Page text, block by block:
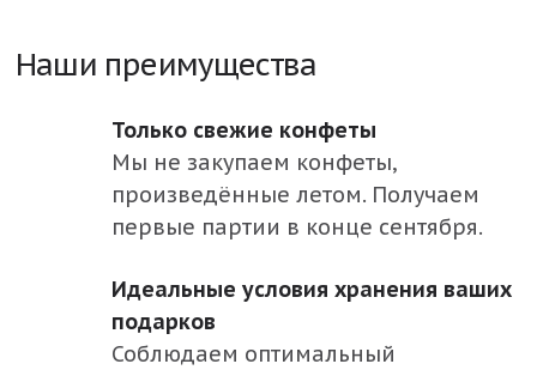
Белгородская область
Владимирская область
Волгоградская область
Вологодская область
Ивановская область
Калужская область
Наши преимущества
Только свежие конфеты
Мы не закупаем конфеты,
произведённые летом. Получаем
первые партии в конце сентября.
Идеальные условия хранения ваших
подарков
Соблюдаем оптимальный